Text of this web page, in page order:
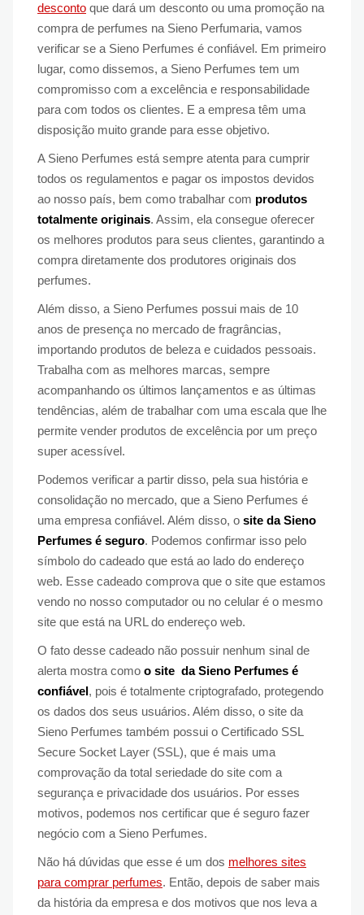
desconto que dará um desconto ou uma promoção na
compra de perfumes na Sieno Perfumaria, vamos
verificar se a Sieno Perfumes é confiável. Em primeiro
lugar, como dissemos, a Sieno Perfumes tem um
compromisso com a excelência e responsabilidade
para com todos os clientes. E a empresa têm uma
disposição muito grande para esse objetivo.
A Sieno Perfumes está sempre atenta para cumprir
todos os regulamentos e pagar os impostos devidos
ao nosso país, bem como trabalhar com produtos
totalmente originais. Assim, ela consegue oferecer
os melhores produtos para seus clientes, garantindo a
compra diretamente dos produtores originais dos
perfumes.
Além disso, a Sieno Perfumes possui mais de 10
anos de presença no mercado de fragrâncias,
importando produtos de beleza e cuidados pessoais.
Trabalha com as melhores marcas, sempre
acompanhando os últimos lançamentos e as últimas
tendências, além de trabalhar com uma escala que lhe
permite vender produtos de excelência por um preço
super acessível.
Podemos verificar a partir disso, pela sua história e
consolidação no mercado, que a Sieno Perfumes é
uma empresa confiável. Além disso, o site da Sieno
Perfumes é seguro. Podemos confirmar isso pelo
símbolo do cadeado que está ao lado do endereço
web. Esse cadeado comprova que o site que estamos
vendo no nosso computador ou no celular é o mesmo
site que está na URL do endereço web.
O fato desse cadeado não possuir nenhum sinal de
alerta mostra como o site da Sieno Perfumes é
confiável, pois é totalmente criptografado, protegendo
os dados dos seus usuários. Além disso, o site da
Sieno Perfumes também possui o Certificado SSL
Secure Socket Layer (SSL), que é mais uma
comprovação da total seriedade do site com a
segurança e privacidade dos usuários. Por esses
motivos, podemos nos certificar que é seguro fazer
negócio com a Sieno Perfumes.
Não há dúvidas que esse é um dos melhores sites
para comprar perfumes. Então, depois de saber mais
da história da empresa e dos motivos que nos leva a